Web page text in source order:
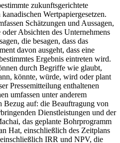
zukunftsgerichtete
Wertpapiergesetzen.
Schätzungen und Aussagen,
Absichten des Unternehmens
die besagen, dass das
davon ausgeht, dass eine
Ergebnis eintreten wird.
durch Begriffe wie glaubt,
könnte, würde, wird oder plant
Pressemitteilung enthaltenen
umfassen unter anderem
Bezug auf: die Beauftragung von
Dienstleistungen und der
das geplante Bohrprogramm
Hat, einschließlich des Zeitplans
IRR und NPV, die